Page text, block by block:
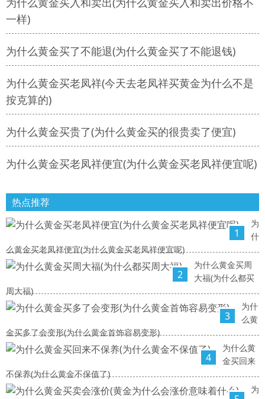
一样)
为什么黄金买了不能退(为什么黄金买了不能退钱)
为什么黄金买老凤祥(今天去老凤祥买黄金为什么不是
按克算的)
为什么黄金买贵了(为什么黄金买的很贵卖了便宜)
为什么黄金买老凤祥便宜(为什么黄金买老凤祥便宜呢)
热点推荐
1
为
什
么黄金买老凤祥便宜(为什么黄金买老凤祥便宜呢)
2
为什么黄金买周
大福(为什么都买
周大福)
3
为什
么黄
金买多了会变形(为什么黄金首饰容易变形)
4
为什么黄
金买回来
不保养(为什么黄金不保值了)
为